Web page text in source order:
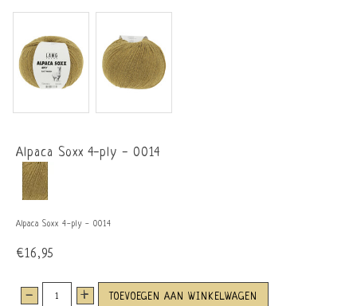
Alpaca Soxx 4-ply - 0014
Alpaca Soxx 4-ply - 0014
€16,95
- + TOEVOEGEN AAN WINKELWAGEN